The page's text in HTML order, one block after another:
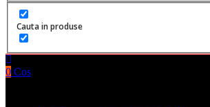
Cauta in produse
0 Cos